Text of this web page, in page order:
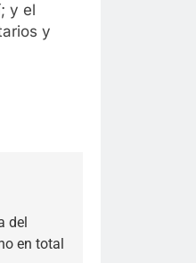
y el
y
del
en total